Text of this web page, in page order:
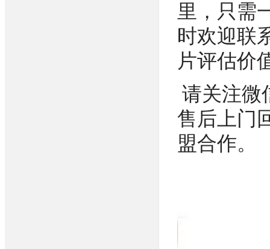
里，只需
时欢迎联
片评估价
请关注微
售后上门
盟合作。